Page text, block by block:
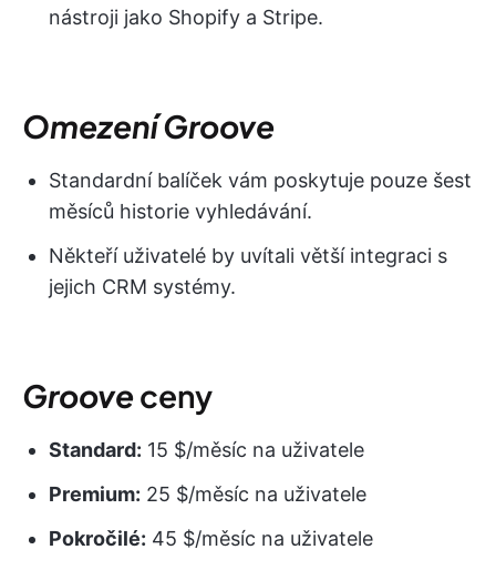
nástroji jako Shopify a Stripe.
Omezení Groove
Standardní balíček vám poskytuje pouze šest
měsíců historie vyhledávání.
Někteří uživatelé by uvítali větší integraci s
jejich CRM systémy.
Grooveceny
Standard: 15 $/měsíc na uživatele
Premium: 25 $/měsíc na uživatele
Pokročilé: 45 $/měsíc na uživatele